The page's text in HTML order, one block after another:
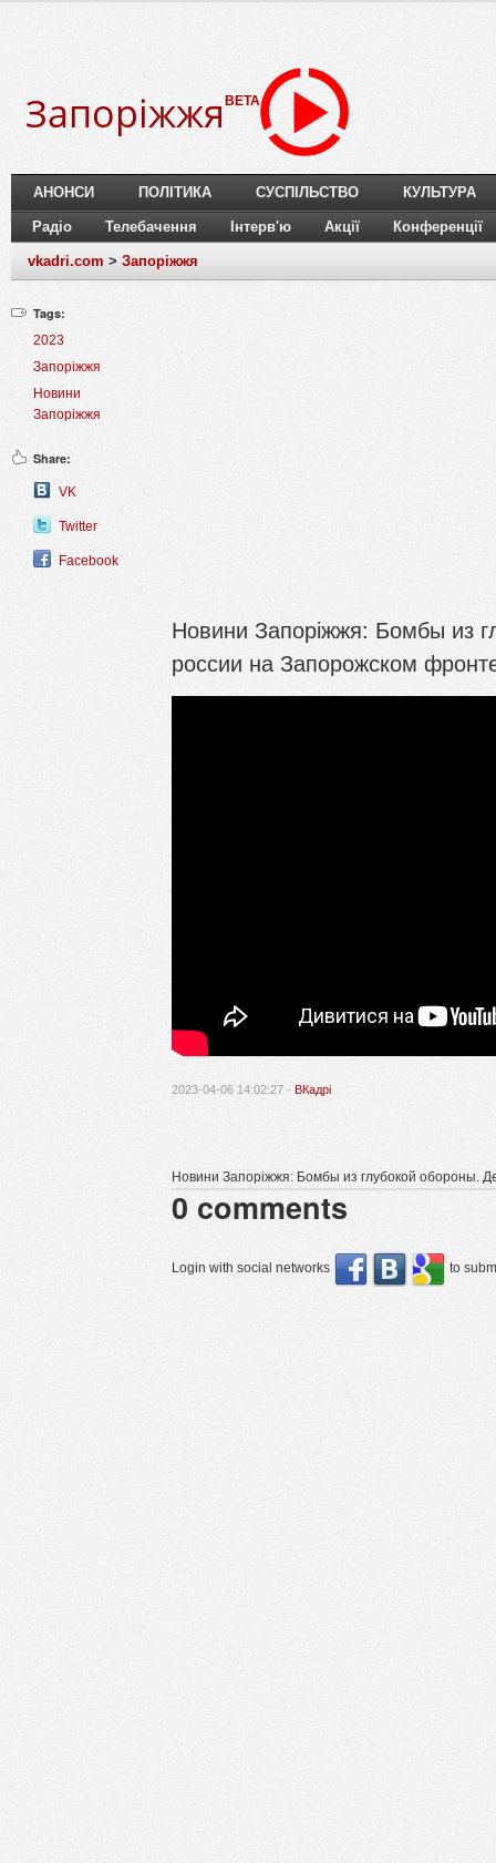
Запоріжжя BETA
АНОНСИ ПОЛІТИКА СУСПІЛЬСТВО КУЛЬТУРА
Радіо Телебачення Інтерв'ю Акції Конференції
vkadri.com > Запоріжжя
Tags:
2023
Запоріжжя
Новини
Запоріжжя
Share:
VK
Twitter
Facebook
Новини Запоріжжя: Бомбы из
россии на Запорожском
2023-04-06 14:02:27 · ВКадрі
Новини Запоріжжя: Бомбы из глубокой обороны.
0 comments
Login with social networks to